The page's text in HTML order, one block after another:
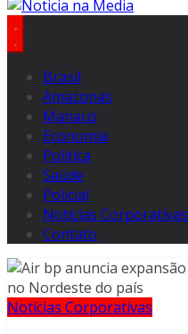
Brasil
Amazonas
Manaus
Economia
Politica
Saúde
Policial
Notícias Corporativas
Contato
Notícias Corporativas